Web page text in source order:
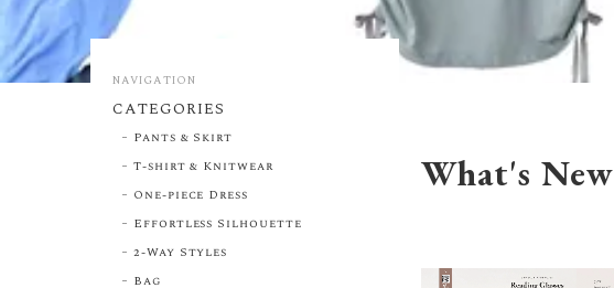
What's New
NAVIGATION
CATEGORIES
Pants & Skirt
T-shirt & Knitwear
One-piece Dress
Effortless Silhouette
2-Way Styles
Bag